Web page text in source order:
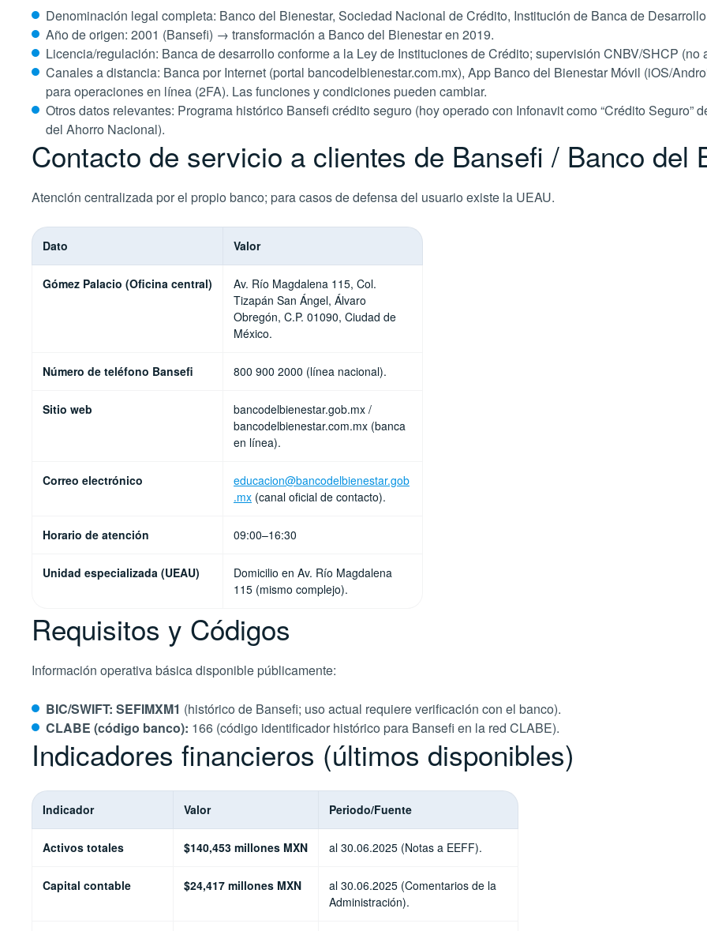
Denominación legal completa: Banco del Bienestar, Sociedad Nacional de Crédito, Institución de Banca de
Año de origen: 2001 (Bansefi) → transformación a Banco del Bienestar en 2019.
Licencia/regulación: Banca de desarrollo conforme a la Ley de Instituciones de Crédito; supervisión CNBV/SHCP
Canales a distancia: Banca por Internet (portal bancodelbienestar.com.mx), App Banco del Bienestar Móvil (iOS/
para operaciones en línea (2FA). Las funciones y condiciones pueden cambiar.
Otros datos relevantes: Programa histórico Bansefi crédito seguro (hoy operado con Infonavit como “Crédito Seguro”
del Ahorro Nacional).
Contacto de servicio a clientes de Bansefi / Banco del
Atención centralizada por el propio banco; para casos de defensa del usuario existe la UEAU.
Dato Valor
Gómez Palacio (Oficina central)
Av. Río Magdalena 115, Col.
Tizapán San Ángel, Álvaro
Obregón, C.P. 01090, Ciudad de
México.
Número de teléfono Bansefi 800 900 2000 (línea nacional).
Sitio web
bancodelbienestar.gob.mx /
bancodelbienestar.com.mx (banca
en línea).
Correo electrónico
educacion@bancodelbienestar.gob
.mx (canal oficial de contacto).
Horario de atención 09:00–16:30
Unidad especializada (UEAU)
Domicilio en Av. Río Magdalena
115 (mismo complejo).
Requisitos y Códigos
Información operativa básica disponible públicamente:
BIC/SWIFT: SEFIMXM1 (histórico de Bansefi; uso actual requiere verificación con el banco).
CLABE (código banco): 166 (código identificador histórico para Bansefi en la red CLABE).
Indicadores financieros (últimos disponibles)
Indicador Valor Periodo/Fuente
Activos totales $140,453 millones MXN al 30.06.2025 (Notas a EEFF).
Capital contable $24,417 millones MXN
al 30.06.2025 (Comentarios de la
Administración).